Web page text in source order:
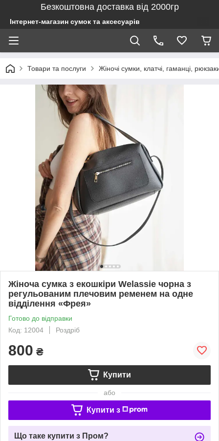
Безкоштовна доставка від 2000гр
Інтернет-магазин сумок та аксесуарів
Товари та послуги Жіночі сумки, клатчі, гаманці,
Жіноча сумка з екошкіри Welassie чорна з
регульованим плечовим ременем на одне
відділення «Фрея»
Готово до відправки
Код: 12004
Роздріб
800 ₴
Купити
або
Купити з
Що таке купити з Пром?